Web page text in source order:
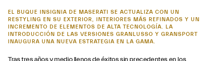
EL BUQUE INSIGNIA DE MASERATI SE ACTUALIZA CON UN
RESTYLING EN SU EXTERIOR, INTERIORES MÁS REFINADOS Y UN
INCREMENTO DE ELEMENTOS DE ALTA TECNOLOGÍA. LA
INTRODUCCIÓN DE LAS VERSIONES GRANLUSSO Y GRANSPORT
INAUGURA UNA NUEVA ESTRATEGIA EN LA GAMA.